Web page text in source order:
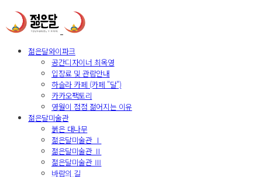
젊은달와이파크
공간디자이너 최옥영
입장료 및 관람안내
하슬라 카페 (카페 "달")
카카오팩토리
영월이 점점 젊어지는 이유
젊은달미술관
붉은 대나무
젊은달미술관 Ⅰ
젊은달미술관 Ⅱ
젊은달미술관 Ⅲ
바람의 길